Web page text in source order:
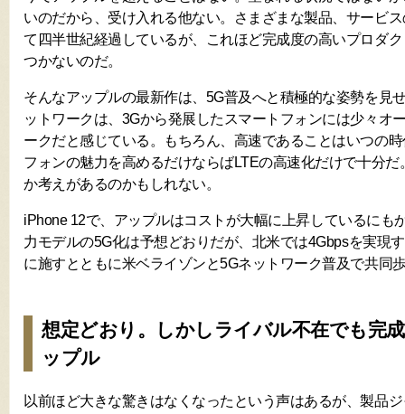
いのだから、受け入れる他ない。さまざまな製品、サービ
て四半世紀経過しているが、これほど完成度の高いプロダ
つかないのだ。
そんなアップルの最新作は、5G普及へと積極的な姿勢を見
ットワークは、3Gから発展したスマートフォンには少々オ
ークだと感じている。もちろん、高速であることはいつの
フォンの魅力を高めるだけならばLTEの高速化だけで十分
か考えがあるのかもしれない。
iPhone 12で、アップルはコストが大幅に上昇しているにも
力モデルの5G化は予想どおりだが、北米では4Gbpsを実現
に施すとともに米ベライゾンと5Gネットワーク普及で共同
想定どおり。しかしライバル不在でも完
ップル
以前ほど大きな驚きはなくなったという声はあるが、製品